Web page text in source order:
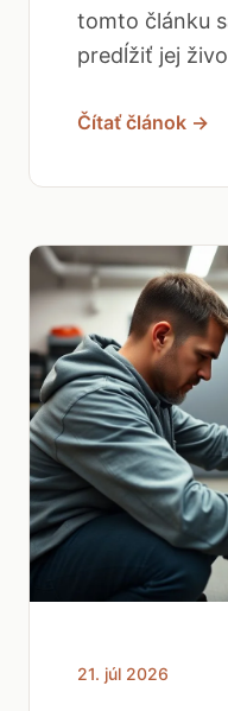
tomto článku
predĺžiť jej
Čítať článok →
21. júl 2026